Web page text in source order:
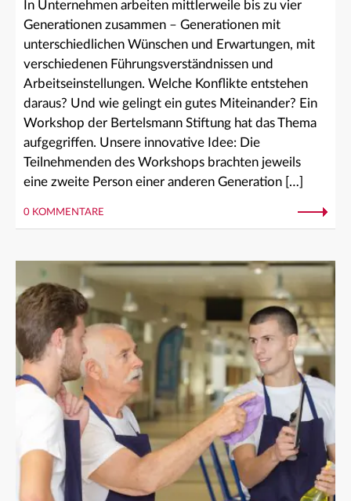
In Unternehmen arbeiten mittlerweile bis zu vier
Generationen zusammen – Generationen mit
unterschiedlichen Wünschen und Erwartungen, mit
verschiedenen Führungsverständnissen und
Arbeitseinstellungen. Welche Konflikte entstehen
daraus? Und wie gelingt ein gutes Miteinander? Ein
Workshop der Bertelsmann Stiftung hat das Thema
aufgegriffen. Unsere innovative Idee: Die
Teilnehmenden des Workshops brachten jeweils
eine zweite Person einer anderen Generation […]
0 KOMMENTARE